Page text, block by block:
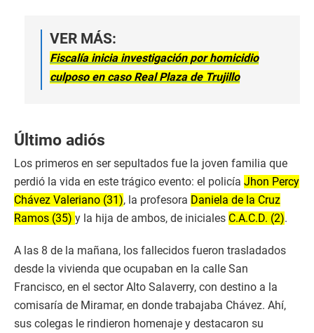
VER MÁS:
Fiscalía inicia investigación por homicidio
culposo en caso Real Plaza de Trujillo
Último adiós
Los primeros en ser sepultados fue la joven familia que
perdió la vida en este trágico evento: el policía Jhon Percy
Chávez Valeriano (31), la profesora Daniela de la Cruz
Ramos (35) y la hija de ambos, de iniciales C.A.C.D. (2).
A las 8 de la mañana, los fallecidos fueron trasladados
desde la vivienda que ocupaban en la calle San
Francisco, en el sector Alto Salaverry, con destino a la
comisaría de Miramar, en donde trabajaba Chávez. Ahí,
sus colegas le rindieron homenaje y destacaron su